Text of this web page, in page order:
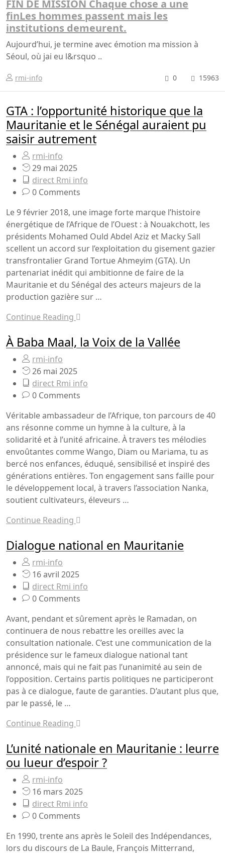
FIN DE MISSION Chaque chose a une
finLes hommes passent mais les
institutions demeurent.
Aujourd’hui, je termine avec émotion ma mission à
Séoul, où jai eu l&rsquo ..
rmi-info 0 15963
GTA : l’opportunité historique que la
Mauritanie et le Sénégal auraient pu
saisir autrement
rmi-info
29 mai 2025
direct Rmi info
0 Comments
Le 9 février 2018, une image forte marque l’histoire
énergétique de l’Afrique de l’Ouest : à Nouakchott, les
présidents Mohamed Ould Abdel Aziz et Macky Sall
scellent un accord sur l’exploitation du gisement gazier
transfrontalier Grand Tortue Ahmeyim (GTA). Un
partenariat inédit qui ambitionne de faire de la
Mauritanie et du Sénégal des acteurs majeurs de la
production gazière sur …
Continue Reading
À Baba Maal, la Voix de la Vallée
rmi-info
26 mai 2025
direct Rmi info
0 Comments
Véritable ambassadeur de l’Afrique, ton parcours de 40
ans résonne comme un hymne à la culture, à la
solidarité et à l’unité africaine. À travers tes mélodies
envoûtantes comme Wango, Diam ou Mariama, tu as
bercé nos enfances, éduqué, sensibilisé et inspiré des
générations entières. Ton engagement sans faille pour
le développement local, à travers l’association Nanka,
soutient cultivateurs, éleveurs …
Continue Reading
Dialogue national en Mauritanie
rmi-info
16 avril 2025
direct Rmi info
0 Comments
Avant, pendant et sûrement après le Ramadan, on
continuera de nous rebattre les oreilles avec la
consultation nationale. C’est une communication de la
présidence sur le fameux dialogue national tant
annoncé, mais qui ne fait pas l’unanimité au sein de
l’opposition. Certains partis politiques ne participeront
pas à ce dialogue, faute de garanties. D’autant plus que,
par le passé, le …
Continue Reading
L’unité nationale en Mauritanie : leurre
ou lueur d’espoir ?
rmi-info
16 mars 2025
direct Rmi info
0 Comments
En 1990, trente ans après le Soleil des Indépendances,
lors du discours de La Baule, François Mitterrand,